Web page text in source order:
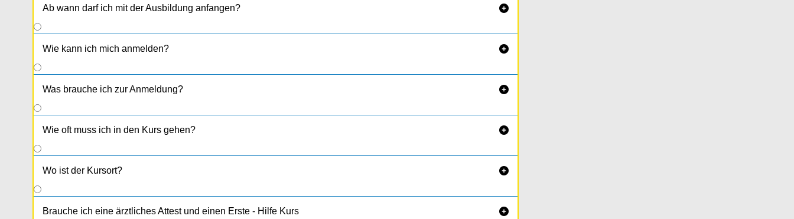
Ab wann darf ich mit der Ausbildung anfangen? 
Wie kann ich mich anmelden? 
Was brauche ich zur Anmeldung? 
Wie oft muss ich in den Kurs gehen? 
Wo ist der Kursort? 
Brauche ich eine ärztliches Attest und einen Erste - Hilfe Kurs 